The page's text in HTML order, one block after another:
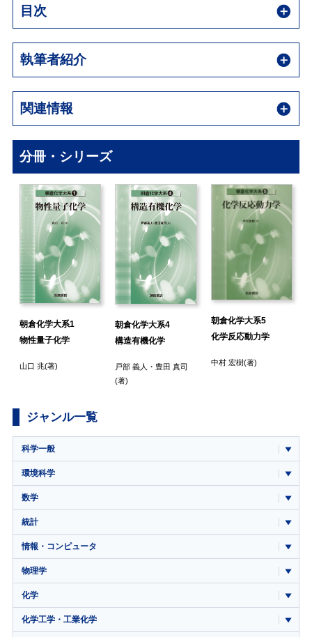
目次
執筆者紹介
関連情報
分冊・シリーズ
朝倉化学大系1
物性量子化学
山口 兆(著)
朝倉化学大系4
構造有機化学
戸部 義人 ・ 豊田 真司
(著)
朝倉化学大系5
化学反応動力学
中村 宏樹(著)
ジャンル一覧
科学一般
環境科学
数学
統計
情報・コンピュータ
物理学
化学
化学工学・工業化学